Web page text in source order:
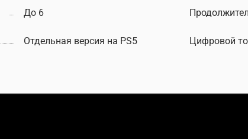
До 6
Отдельная версия на PS5 Цифровой